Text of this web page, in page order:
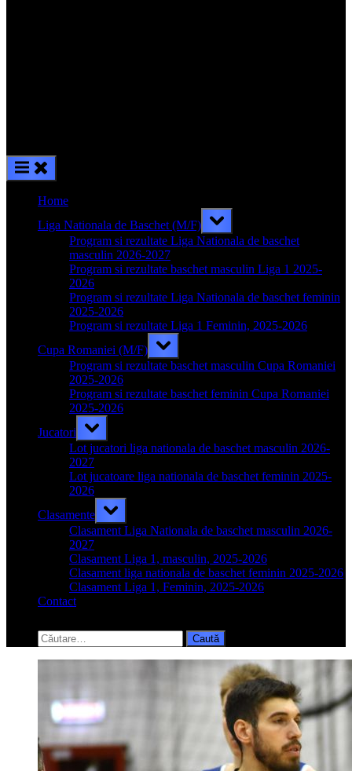
Home
Liga Nationala de Baschet (M/F)
Toggle
sub-
menu
Program si rezultate Liga Nationala de baschet
masculin 2026-2027
Program si rezultate baschet masculin Liga 1 2025-
2026
Program si rezultate Liga Nationala de baschet feminin
2025-2026
Program si rezultate Liga 1 Feminin, 2025-2026
Cupa Romaniei (M/F)
Toggle
sub-
menu
Program si rezultate baschet masculin Cupa Romaniei
2025-2026
Program si rezultate baschet feminin Cupa Romaniei
2025-2026
Jucatori
Toggle
sub-
menu
Lot jucatori liga nationala de baschet masculin 2026-
2027
Lot jucatoare liga nationala de baschet feminin 2025-
2026
Clasamente
Toggle
sub-
menu
Clasament Liga Nationala de baschet masculin 2026-
2027
Clasament Liga 1, masculin, 2025-2026
Clasament liga nationala de baschet feminin 2025-2026
Clasament Liga 1, Feminin, 2025-2026
Contact
search
form
Caută
după: